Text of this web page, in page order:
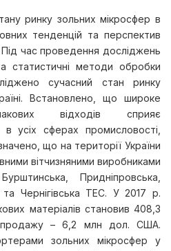
ринку зольних мікросфер в
тенденцій та перспектив
час проведення досліджень
статистичні методи обробки
сучасний стан ринку
Встановлено, що широке
відходів сприяє
усіх сферах промисловості,
що на території України
вітчизняними виробниками
Придніпровська,
та Чернігівська ТЕС. У 2017 р.
матеріалів становив 408,3
– 6,2 млн дол. США.
зольних мікросфер у